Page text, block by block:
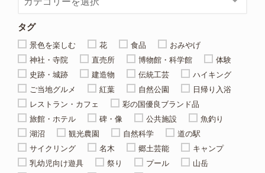
タグ
景色を楽しむ 花 食品
おみやげ
神社・寺院
直売所 博物館・科学館
体験
史跡・城跡
建造物 伝統工芸
ハイキング
ご当地グルメ
紅葉 自然公園
日帰り入浴
レストラン・カフェ
彩の国優良ブランド品
旅館・ホテル
碑・像 公共施設
魚釣り
湖沼
観光農園 自然科学
道の駅
サイクリング
名木 郷土芸能
キャンプ
乳幼児向け遊具
祭り プール
山岳